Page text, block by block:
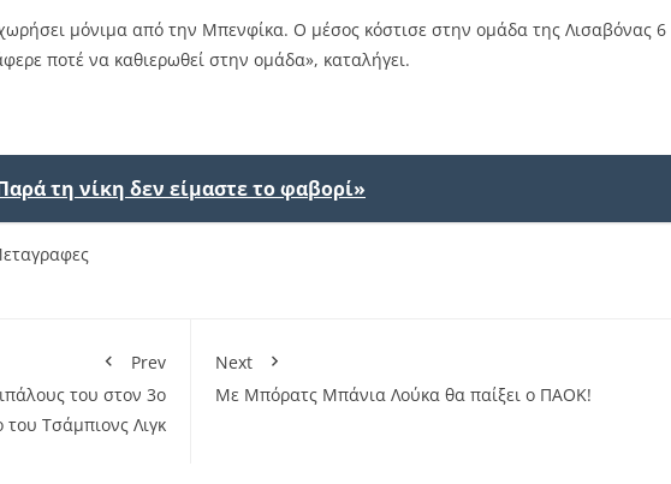
μόνιμα από την Μπενφίκα. Ο μέσος κόστισε στην ομάδα της Λισαβόνας 6
ποτέ να καθιερωθεί στην ομάδα», καταλήγει.
τη νίκη δεν είμαστε το φαβορί»
Prev
του στον 3ο
του Τσάμπιονς Λιγκ
Next
Με Μπόρατς Μπάνια Λούκα θα παίξει ο ΠΑΟΚ!